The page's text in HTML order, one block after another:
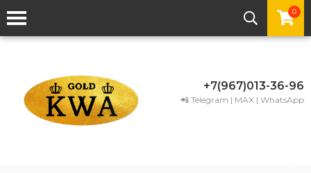
0
+7(967)013-36-96
📲 Telegram | MAX | WhatsApp